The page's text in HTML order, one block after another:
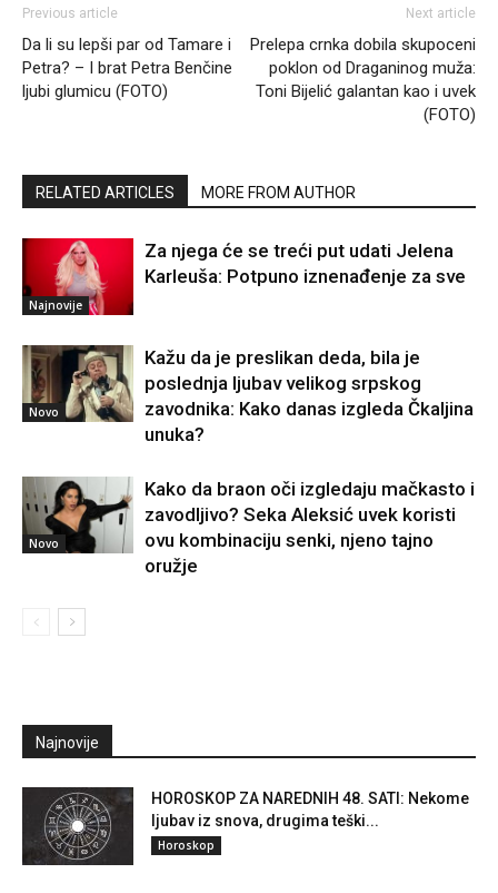
Previous article
Da li su lepši par od Tamare i
Petra? – I brat Petra Benčine
ljubi glumicu (FOTO)
Next article
Prelepa crnka dobila skupoceni
poklon od Draganinog muža:
Toni Bijelić galantan kao i uvek
(FOTO)
RELATED ARTICLES MORE FROM AUTHOR
Najnovije
Za njega će se treći put udati Jelena
Karleuša: Potpuno iznenađenje za sve
Novo
Kažu da je preslikan deda, bila je
poslednja ljubav velikog srpskog
zavodnika: Kako danas izgleda Čkaljina
unuka?
Novo
Kako da braon oči izgledaju mačkasto i
zavodljivo? Seka Aleksić uvek koristi
ovu kombinaciju senki, njeno tajno
oružje
Najnovije
HOROSKOP ZA NAREDNIH 48. SATI: Nekome
ljubav iz snova, drugima teški...
Horoskop